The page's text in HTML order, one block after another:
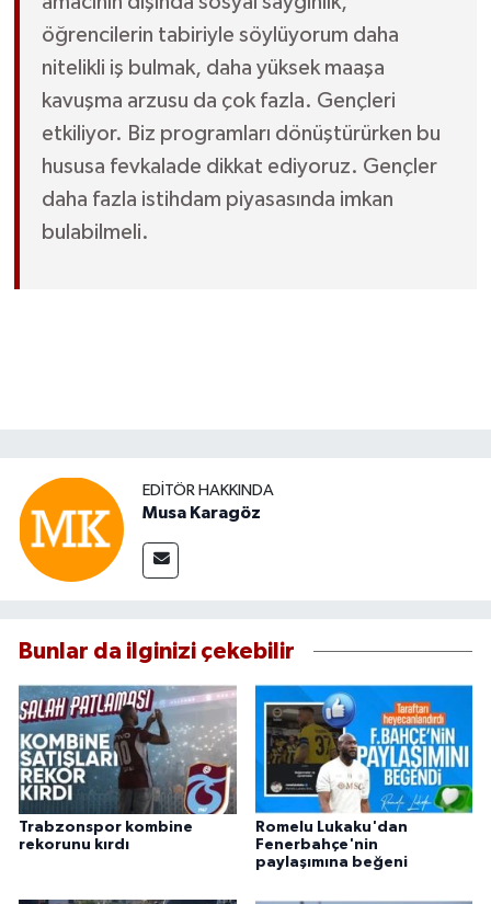
öğrencilerin tabiriyle söylüyorum daha
nitelikli iş bulmak, daha yüksek maaşa
kavuşma arzusu da çok fazla. Gençleri
etkiliyor. Biz programları dönüştürürken bu
hususa fevkalade dikkat ediyoruz. Gençler
daha fazla istihdam piyasasında imkan
bulabilmeli.
EDITÖR HAKKINDA
Musa Karagöz
Bunlar da ilginizi çekebilir
Trabzonspor kombine
rekorunu kırdı
Romelu Lukaku'dan
Fenerbahçe'nin
paylaşımına beğeni